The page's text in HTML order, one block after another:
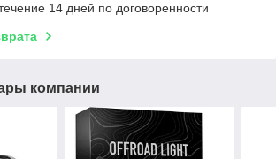
14 дней по договоренности
компании